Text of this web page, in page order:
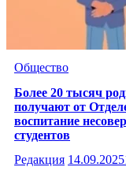
Общество
Более 20 тысяч
получают от
воспитание
студентов
Редакция 14.09.2025